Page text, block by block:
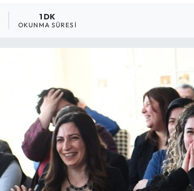
1 DK
OKUNMA SÜRESI